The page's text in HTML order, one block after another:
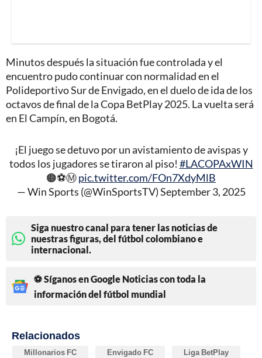
Minutos después la situación fue controlada y el
encuentro pudo continuar con normalidad en el
Polideportivo Sur de Envigado, en el duelo de ida de los
octavos de final de la Copa BetPlay 2025. La vuelta será
en El Campín, en Bogotá.
¡El juego se detuvo por un avistamiento de avispas y
todos los jugadores se tiraron al piso! #LACOPAxWIN
🟠⚽Ⓜ️pic.twitter.com/FOn7XdyMlB
— Win Sports (@WinSportsTV)September 3, 2025
Siga nuestro canal para tener las noticias de
nuestras figuras, del fútbol colombiano e
internacional.
⚽ Síganos en Google Noticias con toda la
información del fútbol mundial
Relacionados
Millonarios FC Envigado FC Liga BetPlay